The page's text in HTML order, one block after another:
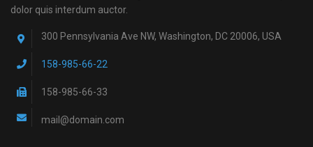
dolor quis interdum auctor.
300 Pennsylvania Ave NW, Washington, DC 20006, USA
158-985-66-22
158-985-66-33
mail@domain.com